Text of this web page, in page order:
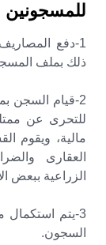
1-دفع
ذلك بملف
2-قيام السجن
للتحرى عن
مالية، ويقوم
العقارى
الزراعية ببعض
3-يتم
السجون.